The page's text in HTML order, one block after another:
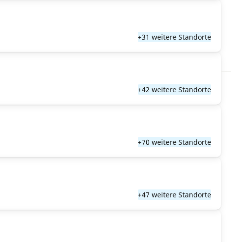
+31 weitere Standorte
+42 weitere Standorte
+70 weitere Standorte
+47 weitere Standorte